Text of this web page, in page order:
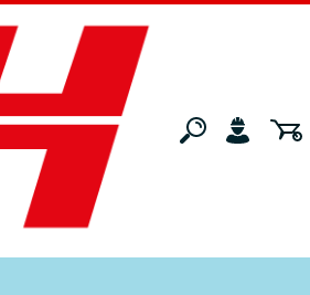
40 x 60 cm